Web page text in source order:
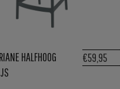
HALFHOOG
€59,95